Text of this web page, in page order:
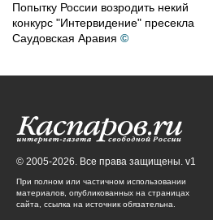
Попытку России возродить некий
конкурс "Интервидение" пресекла
Саудовская Аравия ©
© 2005-2026. Все права защищены. v1
При полном или частичном использовании
материалов, опубликованных на страницах
сайта, ссылка на источник обязательна.